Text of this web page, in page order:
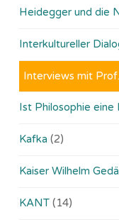
Heidegger und die
Interkultureller
Interviews mit
Ist Philosophie eine
Kafka (2)
Kaiser Wilhelm
KANT (14)